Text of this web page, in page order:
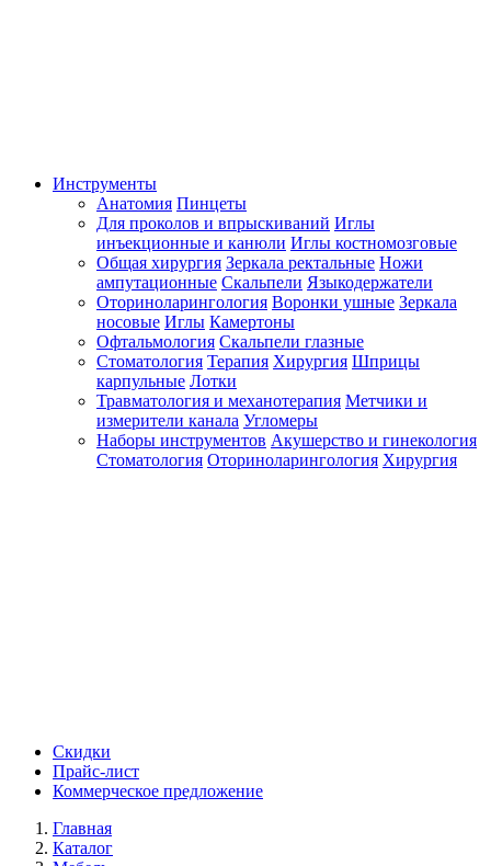
Инструменты
Анатомия Пинцеты
Для проколов и впрыскиваний Иглы
инъекционные и канюли Иглы костномозговые
Общая хирургия Зеркала ректальные Ножи
ампутационные Скальпели Языкодержатели
Оториноларингология Воронки ушные Зеркала
носовые Иглы Камертоны
Офтальмология Скальпели глазные
Стоматология Терапия Хирургия Шприцы
карпульные Лотки
Травматология и механотерапия Метчики и
измерители канала Угломеры
Наборы инструментов Акушерство и гинекология
Стоматология Оториноларингология Хирургия
Скидки
Прайс-лист
Коммерческое предложение
Главная
Каталог